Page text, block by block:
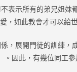
表示所有的弟兄姐妹
，如此教會才可以給
，展開門徒的訓練，
因此，有幾位同工